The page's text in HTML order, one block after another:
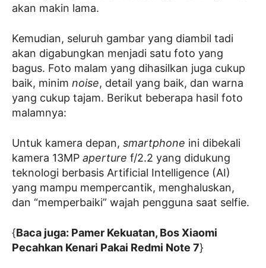
akan makin lama.
Kemudian, seluruh gambar yang diambil tadi
akan digabungkan menjadi satu foto yang
bagus. Foto malam yang dihasilkan juga cukup
baik, minim noise, detail yang baik, dan warna
yang cukup tajam. Berikut beberapa hasil foto
malamnya:
Untuk kamera depan, smartphone ini dibekali
kamera 13MP aperture f/2.2 yang didukung
teknologi berbasis Artificial Intelligence (AI)
yang mampu mempercantik, menghaluskan,
dan “memperbaiki” wajah pengguna saat selfie.
{Baca juga: Pamer Kekuatan, Bos Xiaomi
Pecahkan Kenari Pakai Redmi Note 7}